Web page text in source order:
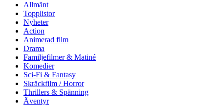
Allmänt
Topplistor
Nyheter
Action
Animerad film
Drama
Familjefilmer & Matiné
Komedier
Sci-Fi & Fantasy
Skräckfilm / Horror
Thrillers & Spänning
Äventyr